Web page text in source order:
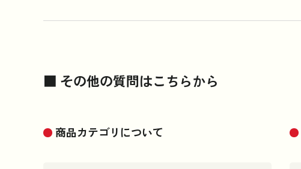
■ その他の質問はこちらから
商品カテゴリについて